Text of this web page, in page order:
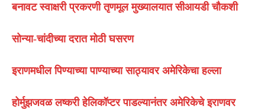
बनावट स्वाक्षरी प्रकरणी तृणमूल मुख्यालयात सीआयडी चौकशी
सोन्या-चांदीच्या दरात मोठी घसरण
इराणमधील पिण्याच्या पाण्याच्या साठ्यावर अमेरिकेचा हल्ला
होर्मुझजवळ लष्करी हेलिकॉप्टर पाडल्यानंतर अमेरिकेचे इराणवर